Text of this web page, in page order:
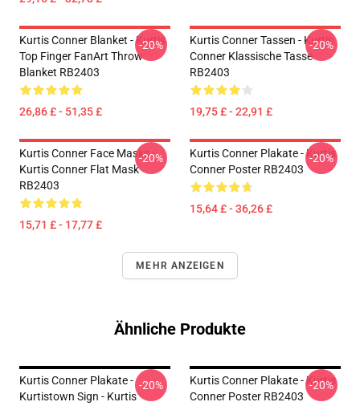
Kurtis Conner Blanket - Kurtis
Top Finger FanArt Throw
Blanket RB2403
26,86 £ - 51,35 £
-20%
Kurtis Conner Tassen - Kurtis
Conner Klassische Tasse
RB2403
19,75 £ - 22,91 £
-20%
Kurtis Conner Face Masks -
Kurtis Conner Flat Mask
RB2403
15,71 £ - 17,77 £
-20%
Kurtis Conner Plakate - Kurtis
Conner Poster RB2403
15,64 £ - 36,26 £
-20%
MEHR ANZEIGEN
Ähnliche Produkte
Kurtis Conner Plakate -
Kurtistown Sign - Kurtis
-20%
Kurtis Conner Plakate - Kurtis
Conner Poster RB2403
-20%